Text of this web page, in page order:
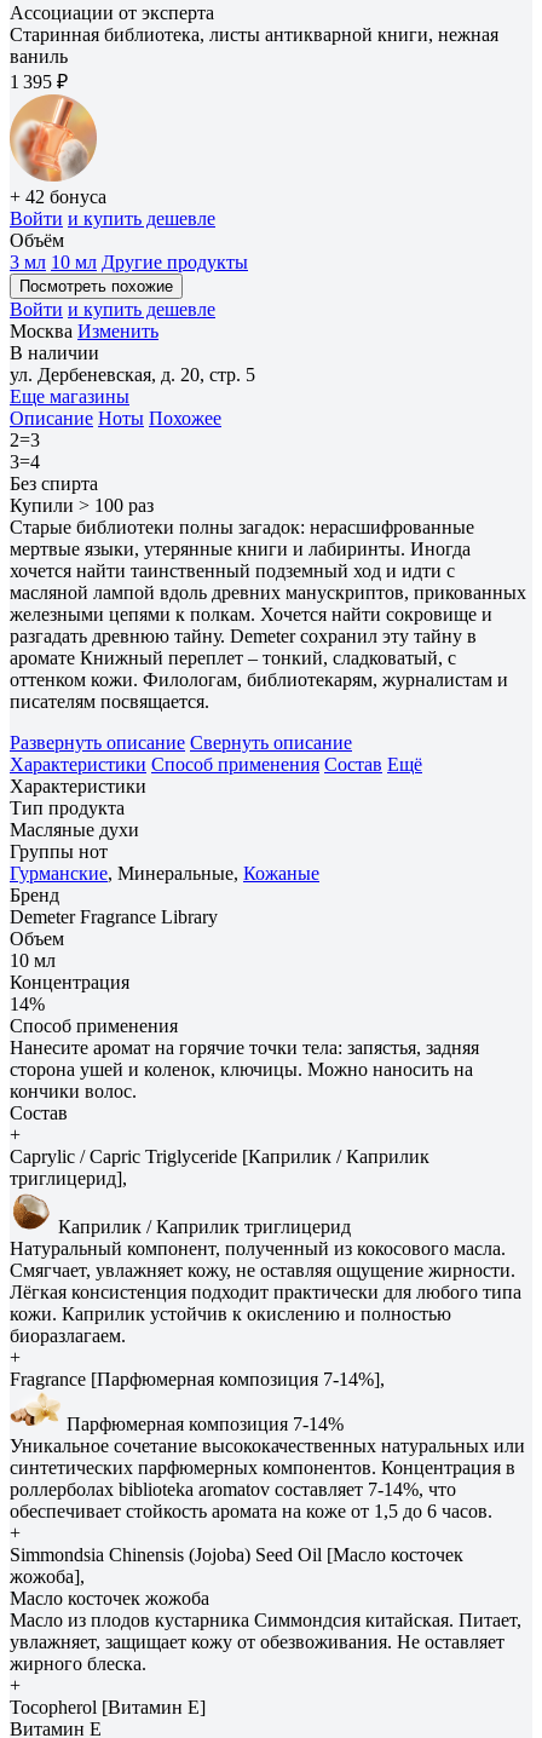
Ассоциации от эксперта
Старинная библиотека, листы антикварной книги, нежная
ваниль
1 395 ₽
+ 42 бонуса
Войти и купить дешевле
Объём
3 мл 10 мл Другие продукты
Посмотреть похожие
Войти и купить дешевле
Москва Изменить
В наличии
ул. Дербеневская, д. 20, стр. 5
Еще магазины
Описание Ноты Похожее
2=3
3=4
Без спирта
Купили > 100 раз
Старые библиотеки полны загадок: нерасшифрованные
мертвые языки, утерянные книги и лабиринты. Иногда
хочется найти таинственный подземный ход и идти с
масляной лампой вдоль древних манускриптов, прикованных
железными цепями к полкам. Хочется найти сокровище и
разгадать древнюю тайну. Demeter сохранил эту тайну в
аромате Книжный переплет – тонкий, сладковатый, с
оттенком кожи. Филологам, библиотекарям, журналистам и
писателям посвящается.
Развернуть описание Свернуть описание
Характеристики Способ применения Состав Ещё
Характеристики
Тип продукта
Масляные духи
Группы нот
Гурманские, Минеральные, Кожаные
Бренд
Demeter Fragrance Library
Объем
10 мл
Концентрация
14%
Способ применения
Нанесите аромат на горячие точки тела: запястья, задняя
сторона ушей и коленок, ключицы. Можно наносить на
кончики волос.
Состав
+
Caprylic / Capric Triglyceride [Каприлик / Каприлик
триглицерид],
Каприлик / Каприлик триглицерид
Натуральный компонент, полученный из кокосового масла.
Смягчает, увлажняет кожу, не оставляя ощущение жирности.
Лёгкая консистенция подходит практически для любого типа
кожи. Каприлик устойчив к окислению и полностью
биоразлагаем.
+
Fragrance [Парфюмерная композиция 7-14%],
Парфюмерная композиция 7-14%
Уникальное сочетание высококачественных натуральных или
синтетических парфюмерных компонентов. Концентрация в
роллерболах biblioteka aromatov составляет 7-14%, что
обеспечивает стойкость аромата на коже от 1,5 до 6 часов.
+
Simmondsia Сhinensis (Jojoba) Seed Oil [Масло косточек
жожоба],
Масло косточек жожоба
Масло из плодов кустарника Симмондсия китайская. Питает,
увлажняет, защищает кожу от обезвоживания. Не оставляет
жирного блеска.
+
Tocopherol [Витамин E]
Витамин E